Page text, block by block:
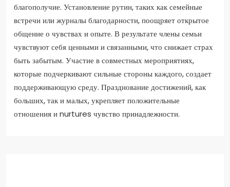
благополучие. Установление рутин, таких как семейные
встречи или журналы благодарности, поощряет открытое
общение о чувствах и опыте. В результате члены семьи
чувствуют себя ценными и связанными, что снижает страх
быть забытым. Участие в совместных мероприятиях,
которые подчеркивают сильные стороны каждого, создает
поддерживающую среду. Празднование достижений, как
больших, так и малых, укрепляет положительные
отношения и nurtures чувство принадлежности.